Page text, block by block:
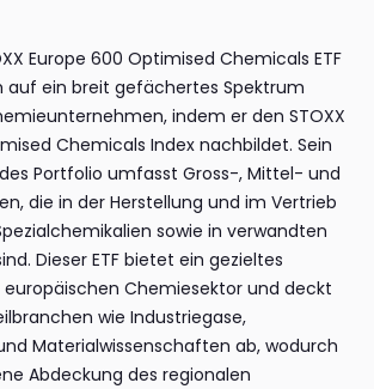
Europe 600 Optimised Chemicals ETF
auf ein breit gefächertes Spektrum
indem er den STOXX
Chemicals Index nachbildet. Sein
Portfolio umfasst Gross-, Mittel- und
die in der Herstellung und im Vertrieb
sowie in verwandten
Dieser ETF bietet ein gezieltes
Chemiesektor und deckt
wie Industriegase,
Materialwissenschaften ab, wodurch
Abdeckung des regionalen